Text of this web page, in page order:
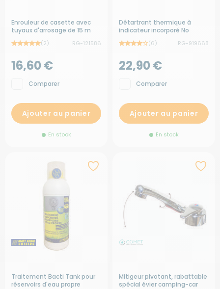
Enrouleur de casette avec
tuyaux d'arrosage de 15 m
(2) RG-121586
16,60 €
Comparer
Ajouter au panier
En stock
Détartrant thermique à
indicateur incorporé No
(6) RG-919668
22,90 €
Comparer
Ajouter au panier
En stock
Traitement Bacti Tank pour
réservoirs d'eau propre
Mitigeur pivotant, rabattable
spécial évier camping-car